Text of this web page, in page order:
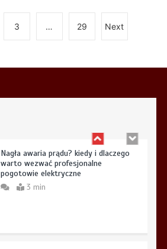
3 … 29 Next
Nagła awaria prądu? kiedy i dlaczego
warto wezwać profesjonalne
pogotowie elektryczne
3 min